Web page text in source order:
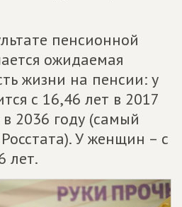
пенсионной
ожидаемая
жизни на пенсии: у
с 16,46 лет в 2017
2036 году (самый
У женщин – с
лет.